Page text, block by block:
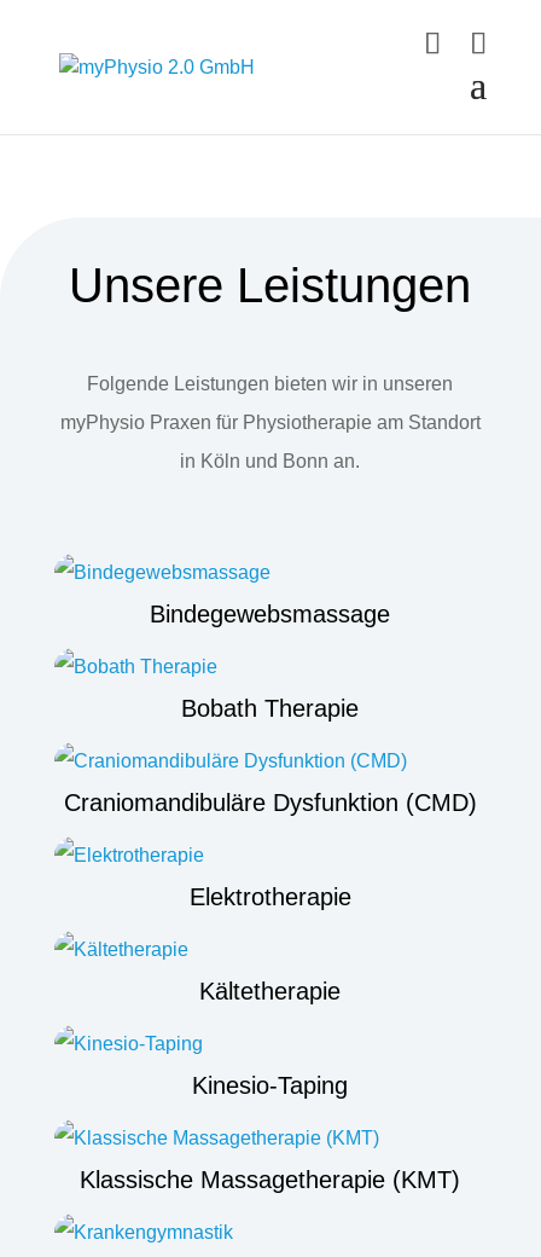
Unsere Leistungen
Folgende Leistungen bieten wir in unseren
myPhysio Praxen für Physiotherapie am Standort
in Köln und Bonn an.
Bindegewebsmassage
Bobath Therapie
Craniomandibuläre Dysfunktion (CMD)
Elektrotherapie
Kältetherapie
Kinesio-Taping
Klassische Massagetherapie (KMT)